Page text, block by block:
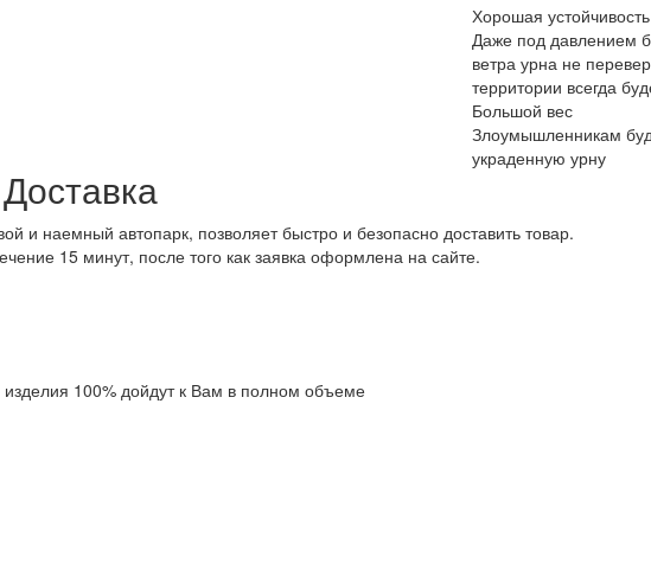
Хорошая устойчивость
Даже под давлением
ветра урна не
территории всегда
Большой вес
Злоумышленникам
украденную урну
Доставка
и наемный автопарк, позволяет быстро и безопасно доставить товар.
15 минут, после того как заявка оформлена на сайте.
100% дойдут к Вам в полном объеме